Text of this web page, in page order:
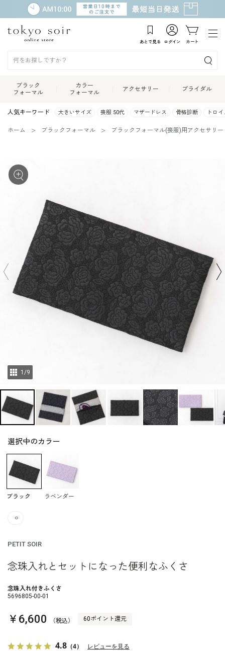
あとで見る ログイン カート
ブラック
フォーマル
カラー
フォーマル
アクセサリー ブライダル
人気キーワード 大きいサイズ 喪服 50代 マザードレス 骨格診断 トロ
ホーム ブラックフォーマル ブラックフォーマル(喪服)用アクセサリー
1 /9
選択中のカラー
ブラック ラベンダー
○
PETIT SOIR
念珠入れとセットになった便利なふくさ
念珠入れ付きふくさ
5696805-00-01
￥6,600 （税込） 60ポイント還元
4.8 （4） レビューを見る